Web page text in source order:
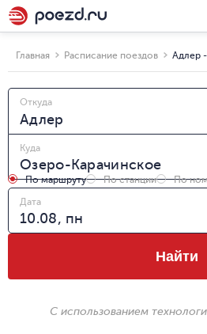
Главная Расписание поездов Адлер
Откуда
Куда
По маршруту По станции
По
Дата
Найти
С использованием